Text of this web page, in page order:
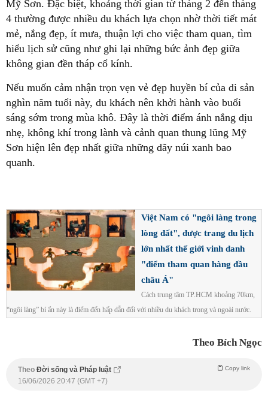
Mỹ Sơn. Đặc biệt, khoảng thời gian từ tháng 2 đến tháng
4 thường được nhiều du khách lựa chọn nhờ thời tiết mát
mẻ, nắng đẹp, ít mưa, thuận lợi cho việc tham quan, tìm
hiểu lịch sử cũng như ghi lại những bức ảnh đẹp giữa
không gian đền tháp cổ kính.
Nếu muốn cảm nhận trọn vẹn vẻ đẹp huyền bí của di sản
nghìn năm tuổi này, du khách nên khởi hành vào buổi
sáng sớm trong mùa khô. Đây là thời điểm ánh nắng dịu
nhẹ, không khí trong lành và cảnh quan thung lũng Mỹ
Sơn hiện lên đẹp nhất giữa những dãy núi xanh bao
quanh.
Việt Nam có "ngôi làng trong
lòng đất", được trang du lịch
lớn nhất thế giới vinh danh
"điểm tham quan hàng đầu
châu Á"
Cách trung tâm TP.HCM khoảng 70km,
“ngôi làng” bí ẩn này là điểm đến hấp dẫn đối với nhiều du khách trong và ngoài nước.
Theo Bích Ngọc
Theo Đời sống và Pháp luật Copy link
16/06/2026 20:47 (GMT +7)